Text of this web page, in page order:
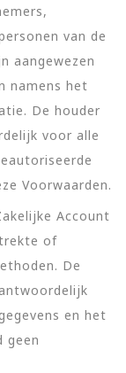
van de
aangewezen
namens het
De houder
voor alle
Voorwaarden.
Account
of
De
en het
geen